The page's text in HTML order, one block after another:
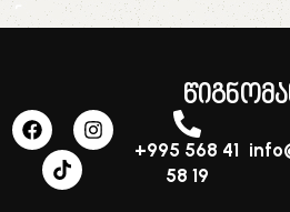
+995 568 41
58 19